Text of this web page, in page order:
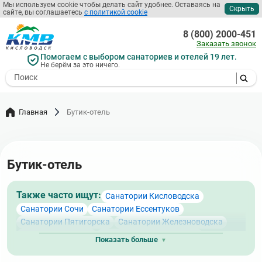
Мы используем cookie чтобы делать сайт удобнее. Оставаясь на
сайте, вы соглашаетесь с политикой cookie Скрыть
Перейти
к
основному
содержанию
Помогаем с выбором санаториев и отелей 19 лет.
Не берём за это ничего.
- I agree to the processing of my
8 (800) 2000-451
Заказать звонок
Главная Бутик-отель
Бутик-отель
Также часто ищут: Санатории Кисловодска
Санатории Сочи
Санатории Ессентуков
Санатории Пятигорска
Санатории Железноводска
Санатории Адлера
Санатории Лазаревского
Показать больше